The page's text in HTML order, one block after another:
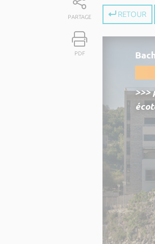
PARTAGE
PDF
RETOUR
>>>